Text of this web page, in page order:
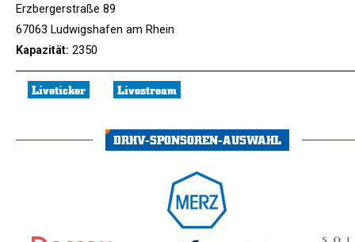
Erzbergerstraße 89
67063 Ludwigshafen am Rhein
Kapazität: 2350
Liveticker Livestream
DRHV-SPONSOREN-AUSWAHL